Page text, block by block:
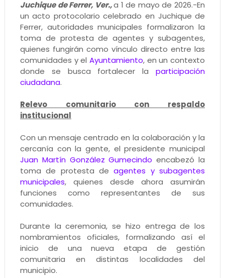
Juchique de Ferrer, Ver.,a 1 de mayo de 2026.-En
un acto protocolario celebrado en Juchique de
Ferrer, autoridades municipales formalizaron la
toma de protesta de agentes y subagentes,
quienes fungirán como vínculo directo entre las
comunidades y el Ayuntamiento, en un contexto
donde se busca fortalecer laparticipación
ciudadana.
Relevo comunitario con respaldo
institucional
Con un mensaje centrado en la colaboración y la
cercanía con la gente, el presidente municipal
Juan Martín González Gumecindo encabezó la
toma de protesta deagentes y subagentes
municipales, quienes desde ahora asumirán
funciones como representantes de sus
comunidades.
Durante la ceremonia, se hizo entrega de los
nombramientos oficiales, formalizando así el
inicio de una nueva etapa de gestión
comunitaria en distintas localidades del
municipio.